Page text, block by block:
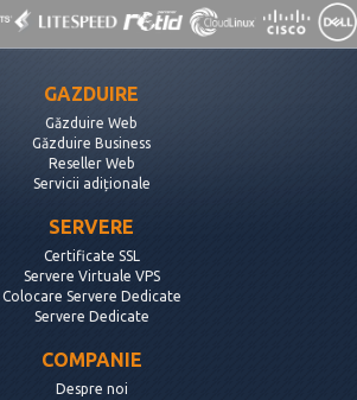
GAZDUIRE
Găzduire Web
Găzduire Business
Reseller Web
Servicii adiționale
SERVERE
Certificate SSL
Servere Virtuale VPS
Colocare Servere Dedicate
Servere Dedicate
COMPANIE
Despre noi